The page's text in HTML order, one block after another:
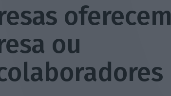
oferecem
ou